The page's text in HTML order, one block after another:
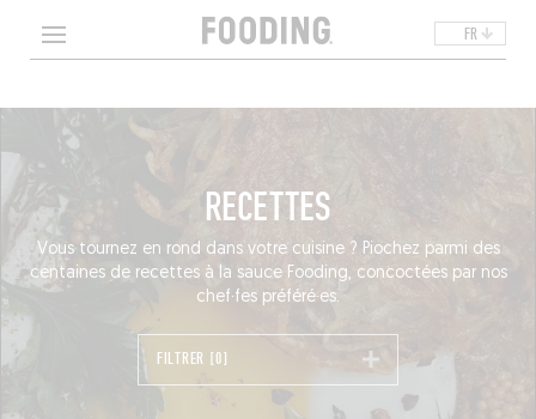
FR
RECETTES
Vous tournez en rond dans votre cuisine ? Piochez parmi des
centaines de recettes à la sauce Fooding, concoctées par nos
chef·fes préféré·es.
FILTRER [0]